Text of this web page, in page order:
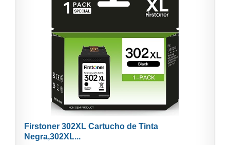
Firstoner 302XL Cartucho de Tinta
Negra,302XL...